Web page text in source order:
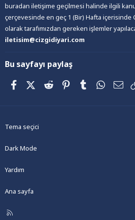
buradan iletişime geçilmesi halinde ilgili
çerçevesinde en geç 1 (Bir) Hafta içerisinde
olarak tarafımızdan gereken işlemler
iletisim@cizgidiyari.com
Bu sayfayı paylaş
FacebookX (Twitter)
Reddit PinterestTumblr
Tema seçici
Dark Mode
Yardım
Ana sayfa
R